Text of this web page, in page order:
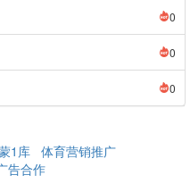
0
0
0
1库 体育营销推广
告合作